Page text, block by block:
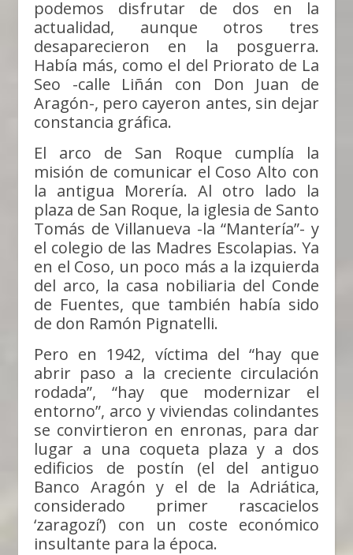
podemos disfrutar de dos en la
actualidad, aunque otros tres
desaparecieron en la posguerra.
Había más, como el del Priorato de La
Seo -calle Liñán con Don Juan de
Aragón-, pero cayeron antes, sin dejar
constancia gráfica.
El arco de San Roque cumplía la
misión de comunicar el Coso Alto con
la antigua Morería. Al otro lado la
plaza de San Roque, la iglesia de Santo
Tomás de Villanueva -la “Mantería”- y
el colegio de las Madres Escolapias. Ya
en el Coso, un poco más a la izquierda
del arco, la casa nobiliaria del Conde
de Fuentes, que también había sido
de don Ramón Pignatelli.
Pero en 1942, víctima del “hay que
abrir paso a la creciente circulación
rodada”, “hay que modernizar el
entorno”, arco y viviendas colindantes
se convirtieron en enronas, para dar
lugar a una coqueta plaza y a dos
edificios de postín (el del antiguo
Banco Aragón y el de la Adriática,
considerado primer rascacielos
‘zaragozí’) con un coste económico
insultante para la época.